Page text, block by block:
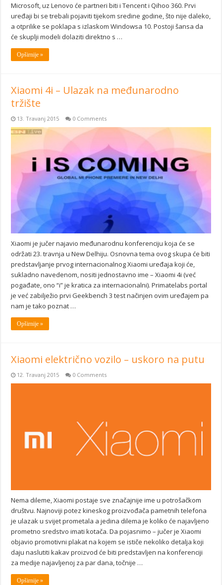
Microsoft, uz Lenovo će partneri biti i Tencent i Qihoo 360. Prvi
uređaji bi se trebali pojaviti tijekom sredine godine, što nije daleko,
a otprilike se poklapa s izlaskom Windowsa 10. Postoji šansa da
će skuplji modeli dolaziti direktno s …
Opširnije »
Xiaomi 4i – Ulazak na međunarodno
tržište
13. Travanj 2015 0 Comments
Xiaomi je jučer najavio međunarodnu konferenciju koja će se
održati 23. travnja u New Delhiju. Osnovna tema ovog skupa će biti
predstavljanje prvog internacionalnog Xiaomi uređaja koji će,
sukladno navedenom, nositi jednostavno ime – Xiaomi 4i (već
pogađate, ono “i” je kratica za internacionalni). Primatelabs portal
je već zabilježio prvi Geekbench 3 test načinjen ovim uređajem pa
nam je tako poznat …
Opširnije »
Xiaomi električno vozilo – uskoro na putu
12. Travanj 2015 0 Comments
Nema dileme, Xiaomi postaje sve značajnije ime u potrošačkom
društvu. Najnoviji potez kineskog proizvođača pametnih telefona
je ulazak u svijet prometala a jedina dilema je koliko će najavljeno
prometno sredstvo imati kotača. Da pojasnimo – jučer je Xiaomi
objavio promotivni plakat na kojem se ističe nekoliko detalja koji
daju naslutiti kakav proizvod će biti predstavljen na konferenciji
za medije najavljenoj za par dana, točnije …
Opširnije »